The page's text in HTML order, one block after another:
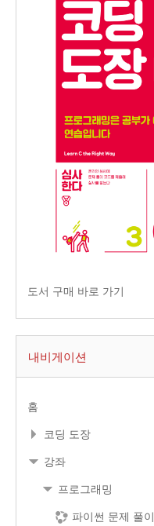
도서 구매 바로 가기
내비게이션
홈
코딩 도장
강좌
프로그래밍
파이썬 문제 풀